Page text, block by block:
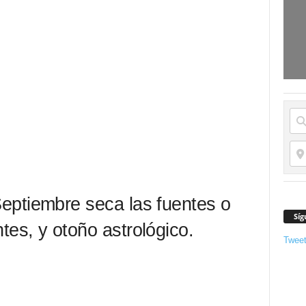
seca las fuentes o
y otoño astrológico.